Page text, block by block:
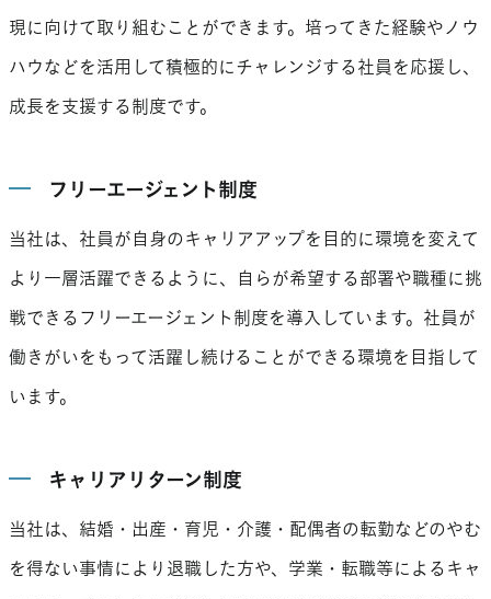
現に向けて取り組むことができます。培ってきた経験やノウ
ハウなどを活用して積極的にチャレンジする社員を応援し、
成長を支援する制度です。
フリーエージェント制度
当社は、社員が自身のキャリアアップを目的に環境を変えて
より一層活躍できるように、自らが希望する部署や職種に挑
戦できるフリーエージェント制度を導入しています。社員が
働きがいをもって活躍し続けることができる環境を目指して
います。
キャリアリターン制度
当社は、結婚・出産・育児・介護・配偶者の転勤などのやむ
を得ない事情により退職した方や、学業・転職等によるキャ